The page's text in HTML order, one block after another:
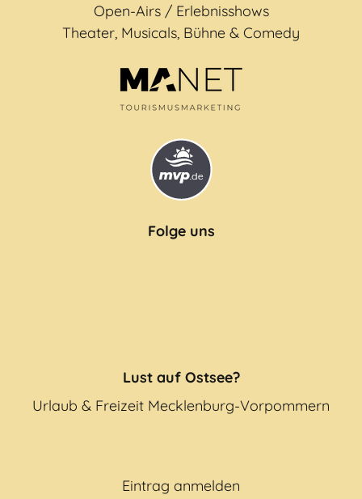
Open-Airs / Erlebnisshows
Theater, Musicals, Bühne & Comedy
Folge uns
Lust auf Ostsee?
Urlaub & Freizeit Mecklenburg-Vorpommern
Eintrag anmelden